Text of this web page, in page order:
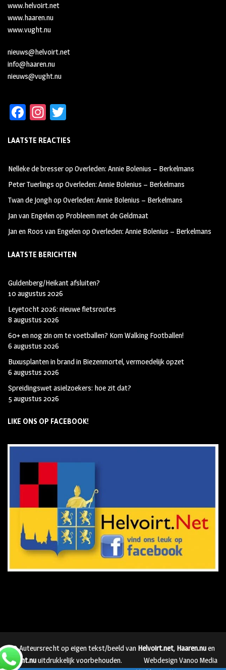
www.helvoirt.net
www.haaren.nu
www.vught.nu
nieuws@helvoirt.net
info@haaren.nu
nieuws@vught.nu
Fa
b
oo
k
In
ag
m
tt
LAATSTE REACTIES
Nelleke de bresseropOverleden: Annie Bolenius – Berkelmans
Peter Tuerlings opOverleden: Annie Bolenius – Berkelmans
Twan de JonghopOverleden: Annie Bolenius – Berkelmans
Jan van Engelenop Probleem met de Geldmaat
Jan en Roos van EngelenopOverleden: Annie Bolenius – Berkelmans
LAATSTE BERICHTEN
Guldenberg/Heikant afsluiten?
10 augustus 2026
Leyetocht 2026: nieuwe fietsroutes
8 augustus 2026
60+ en nog zin om te voetballen? Kom Walking Footballen!
6 augustus 2026
Buxusplanten in brand in Biezenmortel, vermoedelijk opzet
6 augustus 2026
Spreidingswet asielzoekers: hoe zit dat?
5 augustus 2026
LIKE ONS OP FACEBOOK!
© Auteursrecht op eigen tekst/beeld van Helvoirt.net, Haaren.nuen
Vught.nuuitdrukkelijk voorbehouden.
Webdesign Vanoo Media